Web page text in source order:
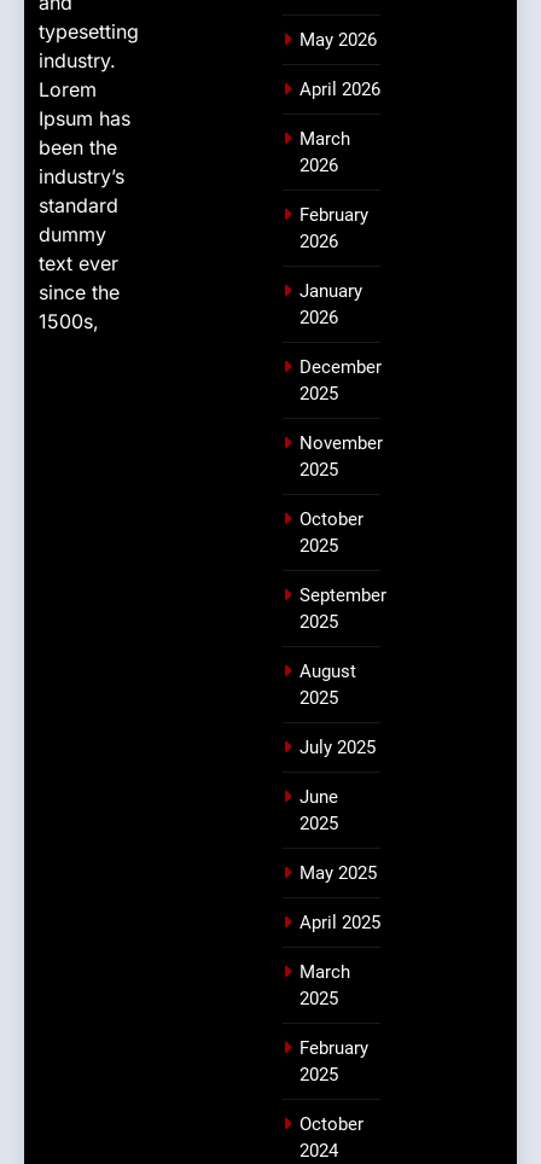
typesetting
industry.
Lorem
Ipsum has
been the
industry’s
standard
dummy
text ever
since the
1500s,
May 2026
April 2026
March
2026
February
2026
January
2026
December
2025
November
2025
October
2025
September
2025
August
2025
July 2025
June
2025
May 2025
April 2025
March
2025
February
2025
October
2024